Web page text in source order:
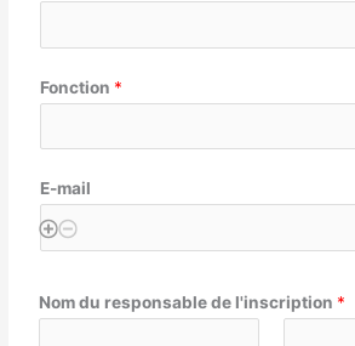
Fonction *
E-mail
Nom du responsable de l'inscription *